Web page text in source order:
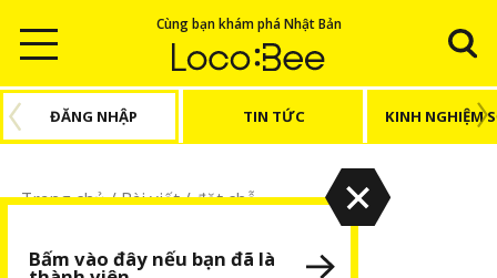
Cùng bạn khám phá Nhật Bản
ĐĂNG NHẬP TIN TỨC KINH NGHIỆM
Trang chủ/Bài viết/đặt chỗ
đặt chỗ
Bấm vào đây nếu bạn đã là